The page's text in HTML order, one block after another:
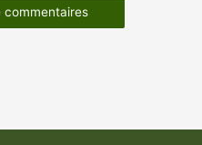
commentaires